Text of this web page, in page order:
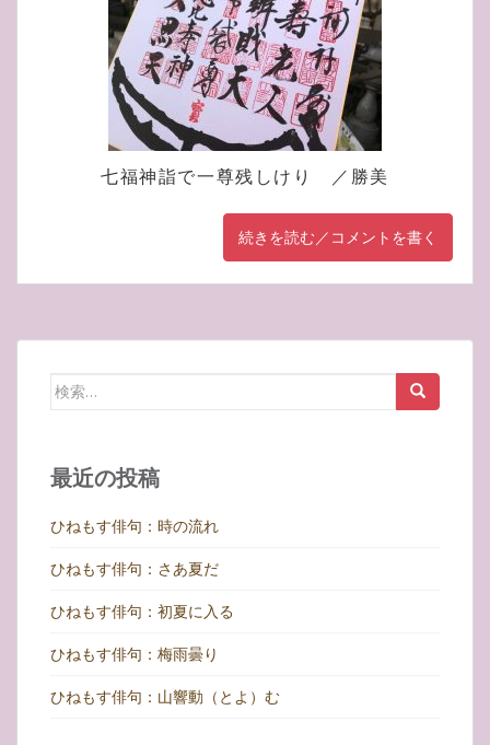
七福神詣で一尊残しけり ／勝美
続きを読む／コメントを書く
検
最近の投稿
ひねもす俳句：時の流れ
ひねもす俳句：さあ夏だ
ひねもす俳句：初夏に入る
ひねもす俳句：梅雨曇り
ひねもす俳句：山響動（とよ）む